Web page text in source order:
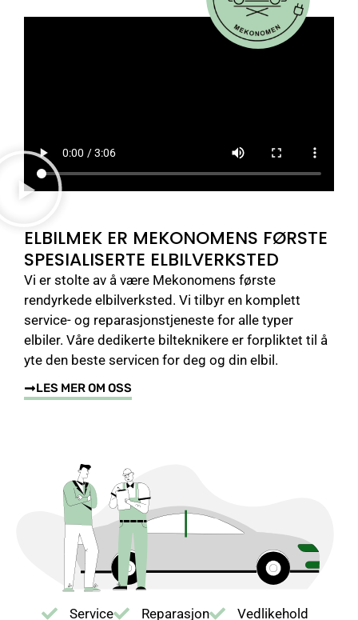
ELBILMEK ER MEKONOMENS FØRSTE
SPESIALISERTE ELBILVERKSTED
Vi er stolte av å være Mekonomens første
rendyrkede elbilverksted. Vi tilbyr en komplett
service- og reparasjonstjeneste for alle typer
elbiler. Våre dedikerte bilteknikere er forpliktet til å
yte den beste servicen for deg og din elbil.
LES MER OM OSS
Service Reparasjon Vedlikehold